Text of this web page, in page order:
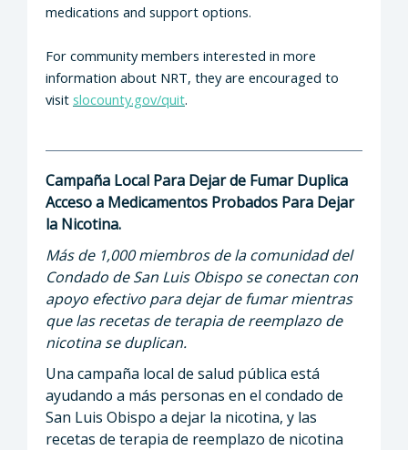
medications and support options.
For community members interested in more
information about NRT, they are encouraged to
visit slocounty.gov/quit.
Campaña Local Para Dejar de Fumar Duplica
Acceso a Medicamentos Probados Para Dejar
la Nicotina.
Más de 1,000 miembros de la comunidad del
Condado de San Luis Obispo se conectan con
apoyo efectivo para dejar de fumar mientras
que las recetas de terapia de reemplazo de
nicotina se duplican.
Una campaña local de salud pública está
ayudando a más personas en el condado de
San Luis Obispo a dejar la nicotina, y las
recetas de terapia de reemplazo de nicotina